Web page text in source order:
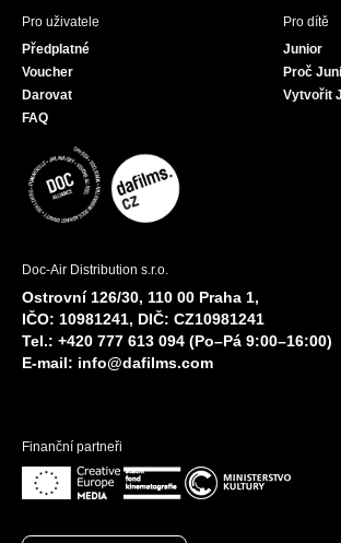
Pro uživatele
Předplatné
Voucher
Darovat
FAQ
Pro dítě
Junior
Proč
Vytvořit
Doc-Air Distribution s.r.o.
Ostrovní 126/30, 110 00 Praha 1,
IČO: 10981241, DIČ: CZ10981241
Tel.: +420 777 613 094 (Po–Pá 9:00–16:00)
E-mail: info@dafilms.com
Finanční partneři